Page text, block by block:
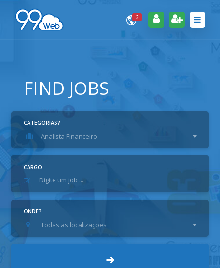
2
FIND JOBS
CATEGORIAS?
Analista Financeiro
CARGO
ONDE?
Todas as localizações